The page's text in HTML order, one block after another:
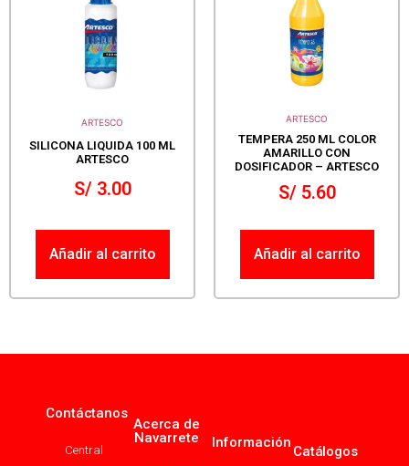
ARTESCO
SILICONA LIQUIDA 100 ML
ARTESCO
S/3.00
Añadir al carrito
ARTESCO
TEMPERA 250 ML COLOR
AMARILLO CON
DOSIFICADOR – ARTESCO
S/5.60
Añadir al carrito
Contáctanos
Central
Acerca de
Navarrete
Información
Catálogos